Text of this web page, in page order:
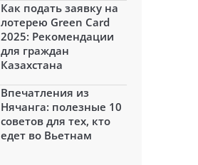
Как подать заявку на
лотерею Green Card
2025: Рекомендации
для граждан
Казахстана
Впечатления из
Нячанга: полезные 10
советов для тех, кто
едет во Вьетнам